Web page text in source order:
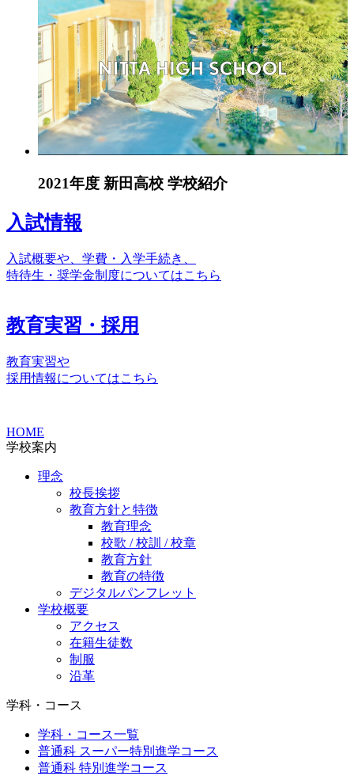
2021年度 新田高校 学校紹介
入試情報
入試概要や、学費・入学手続き、
特待生・奨学金制度についてはこちら
教育実習・採用
教育実習や
採用情報についてはこちら
HOME
学校案内
理念
校長挨拶
教育方針と特徴
教育理念
校歌 / 校訓 / 校章
教育方針
教育の特徴
デジタルパンフレット
学校概要
アクセス
在籍生徒数
制服
沿革
学科・コース
学科・コース一覧
普通科 スーパー特別進学コース
普通科 特別進学コース